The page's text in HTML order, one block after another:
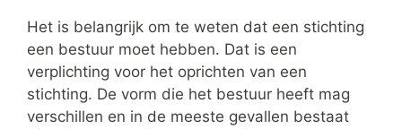
Het is belangrijk om te weten dat een stichting
een bestuur moet hebben. Dat is een
verplichting voor het oprichten van een
stichting. De vorm die het bestuur heeft mag
verschillen en in de meeste gevallen bestaat